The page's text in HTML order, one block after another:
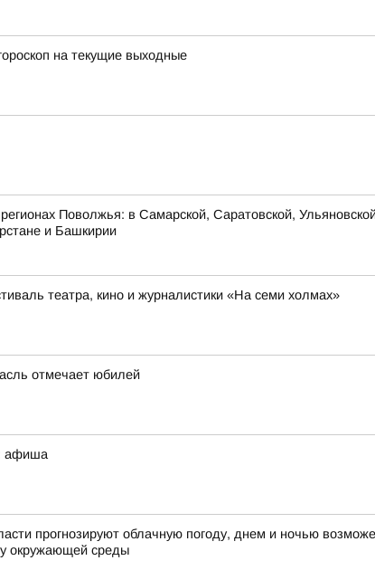
на текущие выходные
Поволжья: в Самарской, Саратовской,
и Башкирии
театра, кино и журналистики «На семи холмах»
отмечает юбилей
афиша
прогнозируют облачную погоду, днем и ночью
окружающей среды